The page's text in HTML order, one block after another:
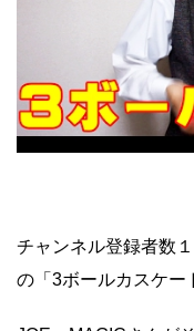
チャンネル登録者数
の「3ボールカスケー